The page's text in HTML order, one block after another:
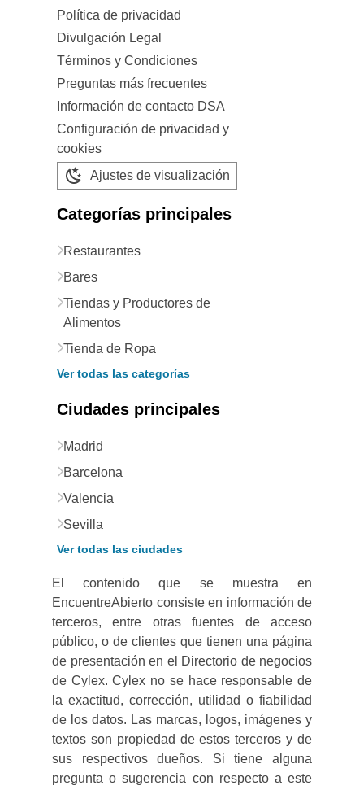
Política de privacidad
Divulgación Legal
Términos y Condiciones
Preguntas más frecuentes
Información de contacto DSA
Configuración de privacidad y
cookies
Ajustes de visualización
Categorías principales
Restaurantes
Bares
Tiendas y Productores de
Alimentos
Tienda de Ropa
Ver todas las categorías
Ciudades principales
Madrid
Barcelona
Valencia
Sevilla
Ver todas las ciudades
El contenido que se muestra en
EncuentreAbierto consiste en información de
terceros, entre otras fuentes de acceso
público, o de clientes que tienen una página
de presentación en el Directorio de negocios
de Cylex. Cylex no se hace responsable de
la exactitud, corrección, utilidad o fiabilidad
de los datos. Las marcas, logos, imágenes y
textos son propiedad de estos terceros y de
sus respectivos dueños. Si tiene alguna
pregunta o sugerencia con respecto a este